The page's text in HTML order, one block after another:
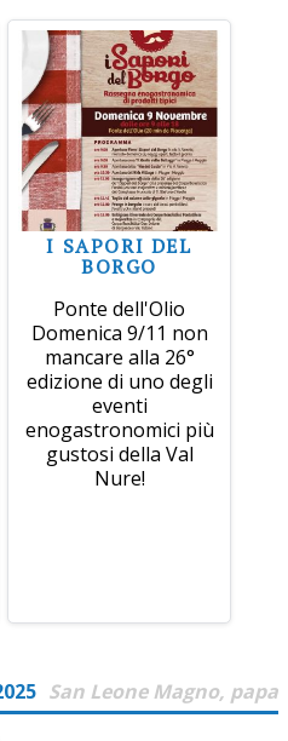
I SAPORI DEL
BORGO
Ponte dell'Olio
Domenica 9/11 non
mancare alla 26°
edizione di uno degli
eventi
enogastronomici più
gustosi della Val
Nure!
San Leone Magno, papa